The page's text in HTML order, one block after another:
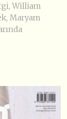
William
Maryam